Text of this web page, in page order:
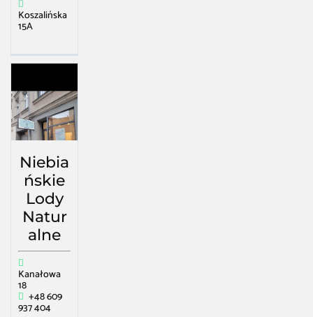
Koszalińska
15A
Niebia
ńskie
Lody
Natur
alne
Kanałowa
18
+48 609
937 404